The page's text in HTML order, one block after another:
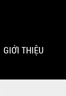
GIỚI THIỆU